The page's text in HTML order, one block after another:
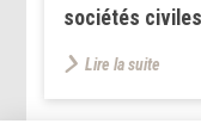
sociétés
Lire la suite